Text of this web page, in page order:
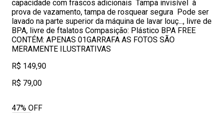
capacidade com frascos adicionais Tampa invisível à
prova de vazamento, tampa de rosquear segura Pode ser
lavado na parte superior da máquina de lavar louç..., livre de
BPA, livre de ftalatos Compasição: Plástico BPA FREE
CONTÉM: APENAS 01GARRAFA AS FOTOS SÃO
MERAMENTE ILUSTRATIVAS
R$ 149,90
R$ 79,00
47% OFF